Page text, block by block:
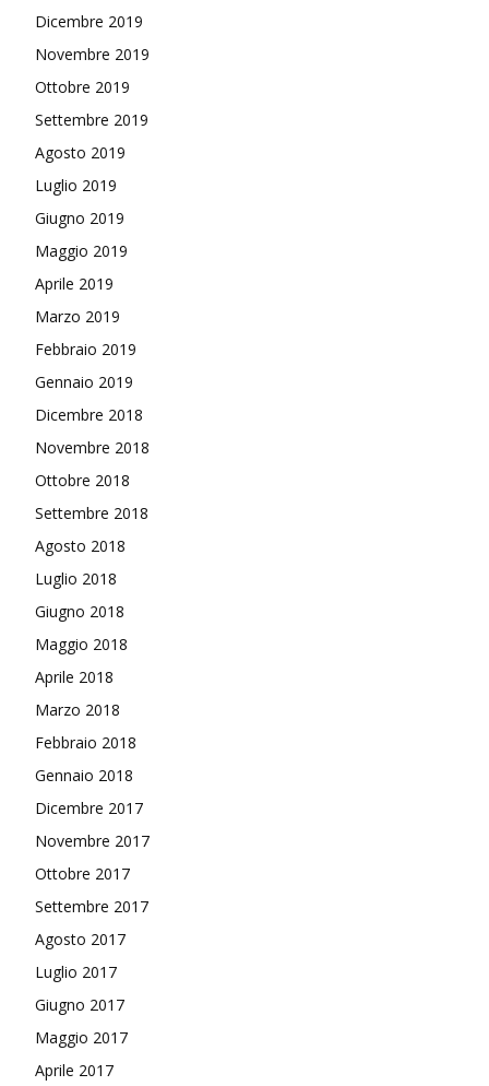
Dicembre 2019
Novembre 2019
Ottobre 2019
Settembre 2019
Agosto 2019
Luglio 2019
Giugno 2019
Maggio 2019
Aprile 2019
Marzo 2019
Febbraio 2019
Gennaio 2019
Dicembre 2018
Novembre 2018
Ottobre 2018
Settembre 2018
Agosto 2018
Luglio 2018
Giugno 2018
Maggio 2018
Aprile 2018
Marzo 2018
Febbraio 2018
Gennaio 2018
Dicembre 2017
Novembre 2017
Ottobre 2017
Settembre 2017
Agosto 2017
Luglio 2017
Giugno 2017
Maggio 2017
Aprile 2017